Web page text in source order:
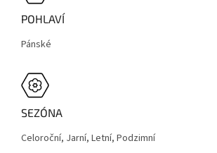
POHLAVÍ
Pánské
SEZÓNA
Celoroční, Jarní, Letní, Podzimní